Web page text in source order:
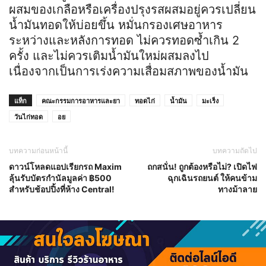
ผสมของเกลือหรือเครื่องปรุงรสผสมอยู่ควรเปลี่ยน
น้ำมันทอดให้บ่อยขึ้น หมั่นกรองเศษอาหาร
ระหว่างและหลังการทอด ไม่ควรทอดซ้ำเกิน 2
ครั้ง และไม่ควรเติมน้ำมันใหม่ผสมลงไป
เนื่องจากเป็นการเร่งความเสื่อมสภาพของน้ำมัน
แท็ก คณะกรรมการอาหารและยา ทอดไก่ น้ำมัน
มะเร็ง
วันไก่ทอด
อย
บทความก่อนหน้านี้
ดาวน์โหลดแอปเรียกรถ Maxim
ลุ้นรับบัตรกำนัลมูลค่า ฿500
สำหรับช้อปปิ้งที่ห้าง Central!
บทความถัดไป
ถกสนั่น! ถูกต้องหรือไม่? เปิดไฟ
ฉุกเฉินรถยนต์ ให้คนข้าม
ทางม้าลาย